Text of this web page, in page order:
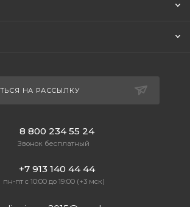
НА РАССЫЛКУ
8 800 234 55 24
Звонок бесплатный
+7 913 140 44 44
пн-пт с 10:00 до 19:00 (+3 мск)